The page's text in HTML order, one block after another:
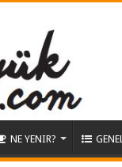
NE YENIR? GENEL